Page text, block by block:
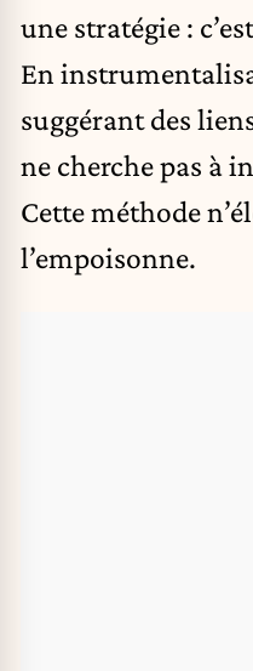
une stratégie :
En
suggérant des
ne cherche pas à
Cette méthode
l’empoisonne.